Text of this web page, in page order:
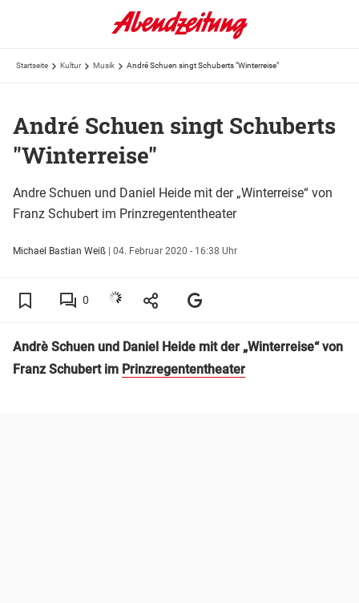
Startseite Kultur Musik André Schuen singt Schuberts "Winterreise"
André Schuen singt Schuberts
"Winterreise"
Andre Schuen und Daniel Heide mit der „Winterreise“ von
Franz Schubert im Prinzregententheater
Michael Bastian Weiß | 04. Februar 2020 - 16:38 Uhr
0
Andrè Schuen und Daniel Heide mit der „Winterreise“ von
Franz Schubert im Prinzregententheater